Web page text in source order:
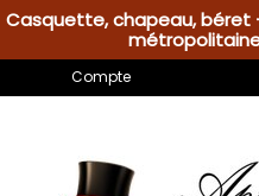
Casquette, chapeau, béret
Compte